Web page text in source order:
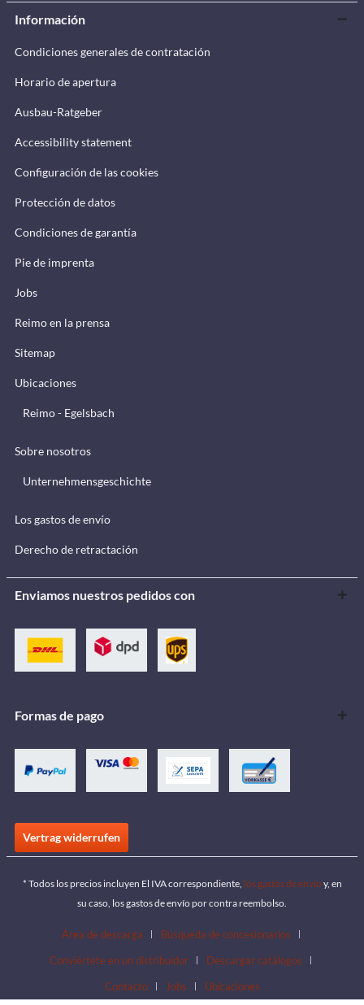
Información
Condiciones generales de contratación
Horario de apertura
Ausbau-Ratgeber
Accessibility statement
Configuración de las cookies
Protección de datos
Condiciones de garantía
Pie de imprenta
Jobs
Reimo en la prensa
Sitemap
Ubicaciones
Reimo - Egelsbach
Sobre nosotros
Unternehmensgeschichte
Los gastos de envío
Derecho de retractación
Enviamos nuestros pedidos con
Formas de pago
Vertrag widerrufen
* Todos los precios incluyen El IVA correspondiente, los gastos de envío y, en
su caso, los gastos de envío por contra reembolso.
Área de descarga
Búsqueda de concesionarios
Conviértete en un distribuidor
Descargar catálogos
Contacto
Jobs Ubicaciones